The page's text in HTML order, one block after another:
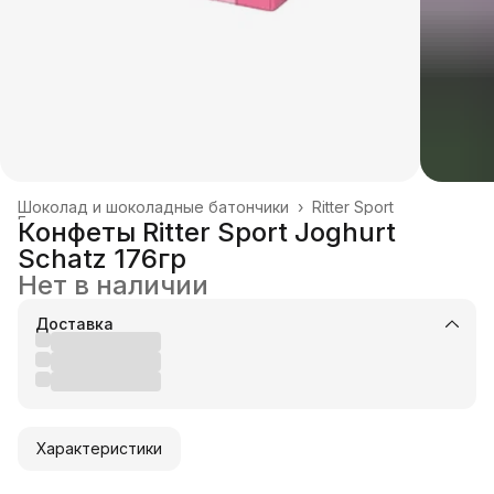
Ritter Sport
Шоколад и шоколадные батончики ›
Главная
Конфеты Ritter Sport Joghurt
Schatz 176гр
Нет в наличии
Доставка
Характеристики